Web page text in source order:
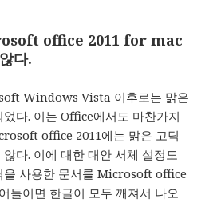
office 2011 for mac
다.
Windows Vista 이후로는 맑은
다. 이는 Office에서도 마찬가지
office 2011에는 맑은 고딕
다. 이에 대한 대안 서체 설정도
을 사용한 문서를 Microsoft office
들이면 한글이 모두 깨져서 나오